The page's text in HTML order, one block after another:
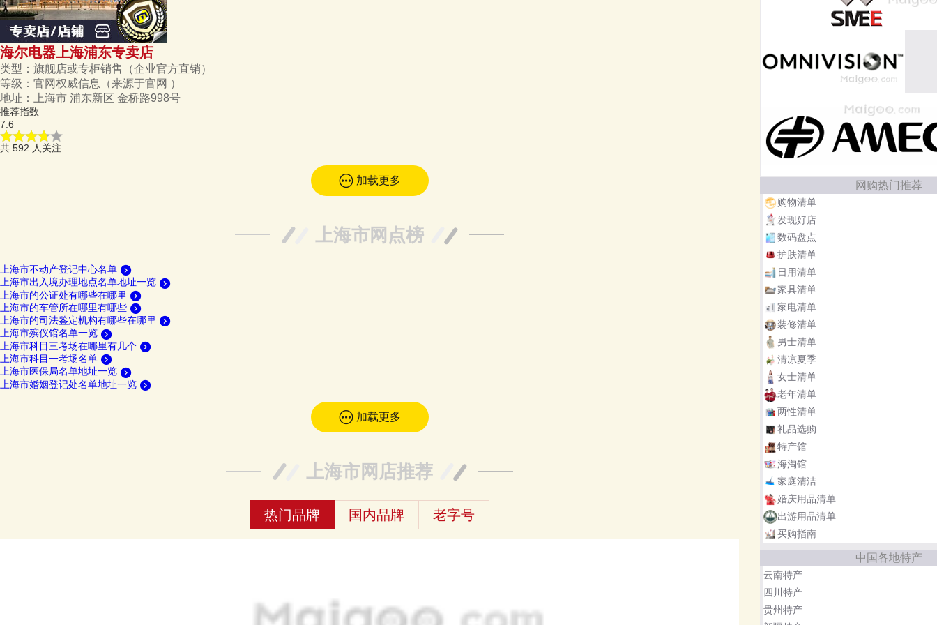
海尔电器上海浦东专卖店
类型： 旗舰店或专柜销售（企业官方直销）
等级： 官网权威信息
（来源于官网 ）
地址：
上海市 浦东新区 金桥路998号
推荐指数
7.6
共 592 人关注
加载更多
上海市网点榜
上海市不动产登记中心名单
上海市出入境办理地点名单地址一览
上海市的公证处有哪些在哪里
上海市的车管所在哪里有哪些
上海市的司法鉴定机构有哪些在哪里
上海市殡仪馆名单一览
上海市科目三考场在哪里有几个
上海市科目一考场名单
上海市医保局名单地址一览
上海市婚姻登记处名单地址一览
加载更多
上海市网店推荐
热门品牌 国内品牌 老字号
网购热门推荐
购物清单
发现好店
数码盘点
护肤清单
日用清单
家具清单
家电清单
装修清单
男士清单
清凉夏季
女士清单
老年清单
两性清单
礼品选购
特产馆
海淘馆
家庭清洁
婚庆用品清单
出游用品清单
买购指南
中国各地特产
云南特产
四川特产
贵州特产